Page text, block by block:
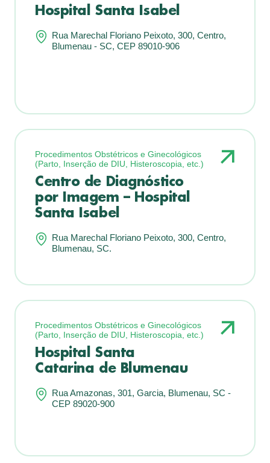
Hospital Santa Isabel
Rua Marechal Floriano Peixoto, 300, Centro,
Blumenau - SC, CEP 89010-906
Procedimentos Obstétricos e Ginecológicos
(Parto, Inserção de DIU, Histeroscopia, etc.)
Centro de Diagnóstico
por Imagem – Hospital
Santa Isabel
Rua Marechal Floriano Peixoto, 300, Centro,
Blumenau, SC.
Procedimentos Obstétricos e Ginecológicos
(Parto, Inserção de DIU, Histeroscopia, etc.)
Hospital Santa
Catarina de Blumenau
Rua Amazonas, 301, Garcia, Blumenau, SC -
CEP 89020-900